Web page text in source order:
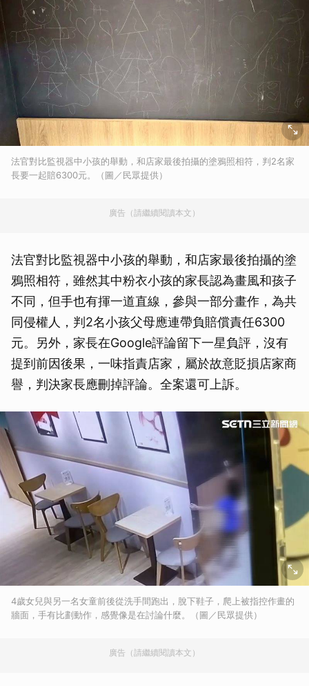
法官對比監視器中小孩的舉動，和店家最後拍攝的塗鴉照相符，判2名家
長要一起賠6300元。（圖／民眾提供）
廣告（請繼續閱讀本文）
法官對比監視器中小孩的舉動，和店家最後拍攝的塗
鴉照相符，雖然其中粉衣小孩的家長認為畫風和孩子
不同，但手也有揮一道直線，參與一部分畫作，為共
同侵權人，判2名小孩父母應連帶負賠償責任6300
元。另外，家長在Google評論留下一星負評，沒有
提到前因後果，一味指責店家，屬於故意貶損店家商
譽，判決家長應刪掉評論。全案還可上訴。
4歲女兒與另一名女童前後從洗手間跑出，脫下鞋子，爬上被指控作畫的
牆面，手有比劃動作，感覺像是在討論什麼。（圖／民眾提供）
廣告（請繼續閱讀本文）